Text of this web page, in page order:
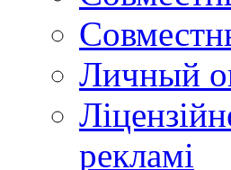
Личный
рекламі